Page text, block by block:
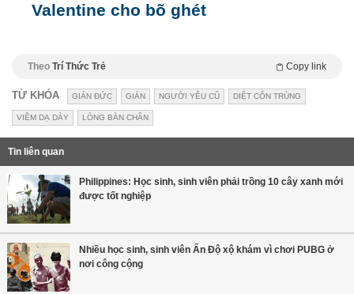
Valentine cho bõ ghét
Theo Trí Thức Trẻ Copy link
TỪ KHÓA GIÁN ĐỨC GIÁN NGƯỜI YÊU CŨ DIỆT CÔN TRÙNG
VIÊM DẠ DÀY LÒNG BÀN CHÂN
Tin liên quan
Philippines: Học sinh, sinh viên phải trồng 10 cây xanh mới
được tốt nghiệp
Nhiều học sinh, sinh viên Ấn Độ xộ khám vì chơi PUBG ở
nơi công cộng